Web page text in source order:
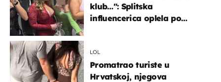
klub…": Splitska
influencerica oplela po
LOL
Promatrao turiste u
Hrvatskoj, njegova